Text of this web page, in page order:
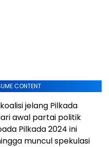
CONTENT
jelang Pilkada
awal partai politik
Pilkada 2024 ini
muncul spekulasi